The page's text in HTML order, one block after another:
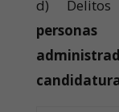
d) Delitos